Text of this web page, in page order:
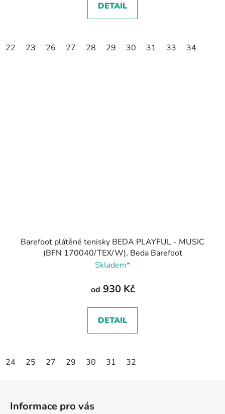
DETAIL
22 23 26 27 28 29 30 31 33 34
Barefoot plátěné tenisky BEDA PLAYFUL - MUSIC
(BFN 170040/TEX/W), Beda Barefoot
Skladem*
od 930 Kč
DETAIL
24 25 27 29 30 31 32
Informace pro vás